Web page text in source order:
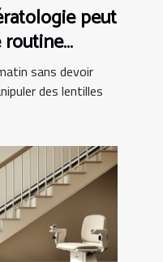
peut
sans devoir
des lentilles